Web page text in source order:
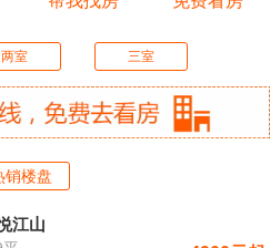
两室 三室
销楼盘
江山